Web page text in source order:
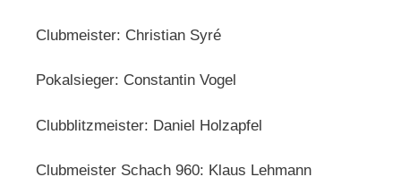
Clubmeister: Christian Syré
Pokalsieger: Constantin Vogel
Clubblitzmeister: Daniel Holzapfel
Clubmeister Schach 960: Klaus Lehmann